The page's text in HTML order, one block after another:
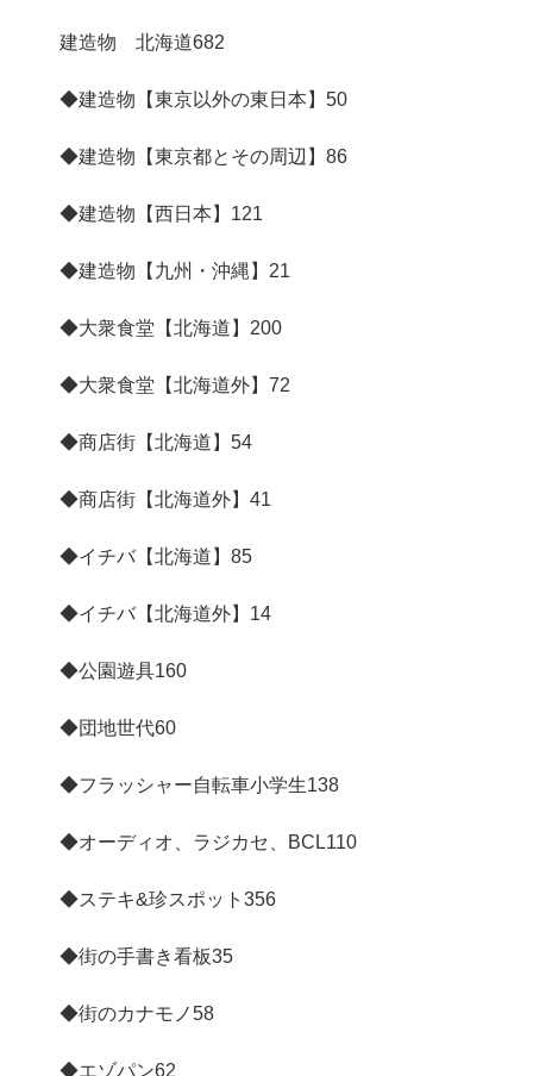
建造物 北海道682
◆建造物【東京以外の東日本】 50
◆建造物【東京都とその周辺】 86
◆建造物【西日本】 121
◆建造物【九州・沖縄】 21
◆大衆食堂【北海道】 200
◆大衆食堂【北海道外】 72
◆商店街【北海道】 54
◆商店街【北海道外】 41
◆イチバ【北海道】 85
◆イチバ【北海道外】 14
◆公園遊具160
◆団地世代60
◆フラッシャー自転車小学生138
◆オーディオ、ラジカセ、BCL110
◆ステキ&珍スポット 356
◆街の手書き看板35
◆街のカナモノ58
◆エゾパン62